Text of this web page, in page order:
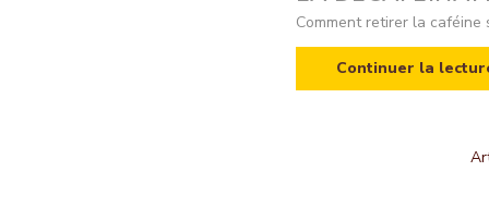
Comment retirer la caféine
Continuer la